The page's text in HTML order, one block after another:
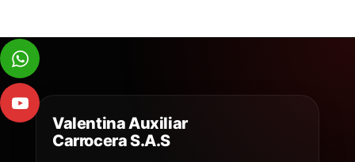
Valentina Auxiliar
Carrocera S.A.S